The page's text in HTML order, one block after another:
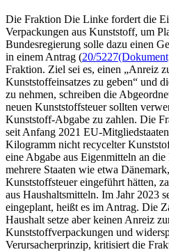
Die Fraktion Die Linke fordert die
Verpackungen aus Kunststoff, um
Bundesregierung solle dazu einen
in einem Antrag (20/5227
Fraktion. Ziel sei es, einen „Anreiz
Kunststoffeinsatzes zu geben“ und
zu nehmen, schreiben die
neuen Kunststoffsteuer sollten
Kunststoff-Abgabe zu zahlen. Die
seit Anfang 2021 EU-
Kilogramm nicht recycelter
eine Abgabe aus Eigenmitteln an
mehrere Staaten wie etwa
Kunststoffsteuer eingeführt hätten,
aus Haushaltsmitteln. Im Jahr 2023
eingeplant, heißt es im Antrag. Die
Haushalt setze aber keinen Anreiz
Kunststoffverpackungen und
Verursacherprinzip, kritisiert die